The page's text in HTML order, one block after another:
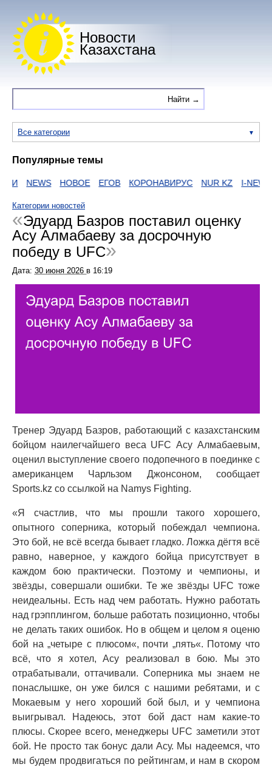
Новости
Казахстана
Все категории
Популярные темы
NEWS НОВОЕ ЕГОВ КОРОНАВИРУС NUR KZ I-NEWS
Категории новостей
Эдуард Базров поставил оценку
Асу Алмабаеву за досрочную
победу в UFC
Дата: 30 июня 2026 в 16:19
Тренер Эдуард Базров, работающий с казахстанским
бойцом наилегчайшего веса UFC Асу Алмабаевым,
оценил выступление своего подопечного в поединке с
американцем Чарльзом Джонсоном, сообщает
Sports.kz со ссылкой на Namys Fighting.
«Я счастлив, что мы прошли такого хорошего,
опытного соперника, который побеждал чемпиона.
Это бой, не всё всегда бывает гладко. Ложка дёгтя всё
равно, наверное, у каждого бойца присутствует в
каждом бою практически. Поэтому и чемпионы, и
звёзды, совершали ошибки. Те же звёзды UFC тоже
неидеальны. Есть над чем работать. Нужно работать
над грэпплингом, больше работать позиционно, чтобы
не делать таких ошибок. Но в общем и целом я оценю
бой на „четыре с плюсом«, почти „пять«. Потому что
всё, что я хотел, Асу реализовал в бою. Мы это
отрабатывали, оттачивали. Соперника мы знаем не
понаслышке, он уже бился с нашими ребятами, и с
Мокаевым у него хороший бой был, и у чемпиона
выигрывал. Надеюсь, этот бой даст нам какие-то
плюсы. Скорее всего, менеджеры UFC заметили этот
бой. Не просто так бонус дали Асу. Мы надеемся, что
мы будем продвигаться по рейтингам, и нам в скором